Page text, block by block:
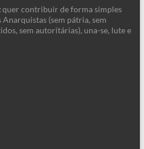
quer contribuir de forma simples
Anarquistas (sem pátria, sem
sem autoritárias), una-se, lute e